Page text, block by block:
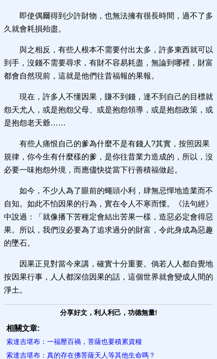
即使偶爾得到少許財物，也無法擁有很長時間，過不了多
久就會耗損殆盡。
與之相反，有些人根本不需要付出太多，許多東西就可以
到手，沒錢不需要尋求，有財不容易耗盡，無論到哪裡，財富
都會自然現前，這就是他們往昔福報的果報。
現在，許多人不懂因果，賺不到錢，達不到自己的目標就
怨天尤人，或是抱怨父母、或是抱怨領導，或是抱怨政策，或
是抱怨老天爺……
有些人痛恨自己的爹為什麼不是有錢人?其實，按照因果
規律，你今生有什麼樣的爹，是你往昔業力造成的，所以，沒
必要一味抱怨外境，而應儘快從當下行善積福做起。
如今，不少人為了眼前的蠅頭小利，肆無忌憚地造業而不
自知。如此不怕因果的行為，實在令人不寒而慄。《法句經》
中說過：「就像播下苦種定會結出苦果一樣，造惡必定會得惡
果。所以，我們沒必要為了追求過分的財富，令此身成為惡趣
的墜石。
因果正見對當今來講，確實十分重要。倘若人人都自覺地
按因果行事，人人都深信因果的話，這個世界就會變成人間的
淨土。
分享好文，利人利己，功德無量!
相關文章:
索達吉堪布：一福壓百禍，菩薩也要積累資糧
索達吉堪布：真的存在佛菩薩天人等其他生命嗎？